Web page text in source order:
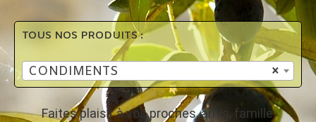
TOUS NOS PRODUITS :
×
CONDIMENTS
Faites plaisir à vos proches, amis, famille,